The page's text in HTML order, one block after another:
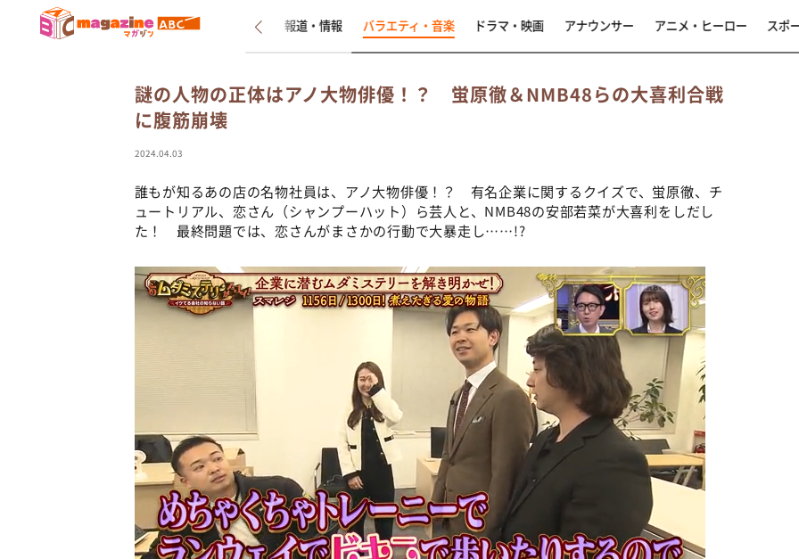
新着 インタビュー 報道・情報 バラエティ・音楽 ドラマ・映画 アナウンサー アニメ・ヒーロー スポ
謎の人物の正体はアノ大物俳優！？ 蛍原徹＆NMB48らの大喜利合戦
に腹筋崩壊
2024.04.03
誰もが知るあの店の名物社員は、アノ大物俳優！？ 有名企業に関するクイズで、蛍原徹、チ
ュートリアル、恋さん（シャンプーハット）ら芸人と、NMB48の安部若菜が大喜利をしだし
た！ 最終問題では、恋さんがまさかの行動で大暴走し……!?